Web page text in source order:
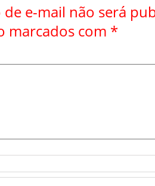
de e-mail não será
marcados com *